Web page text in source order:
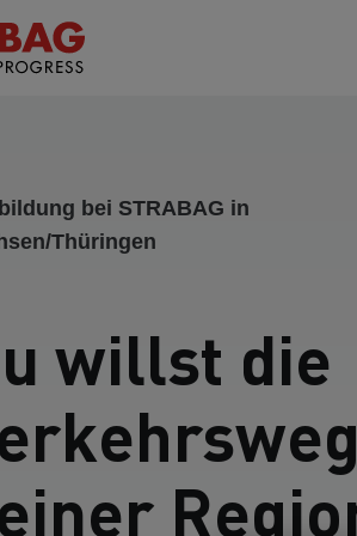
bei STRABAG in
Thüringen
willst die